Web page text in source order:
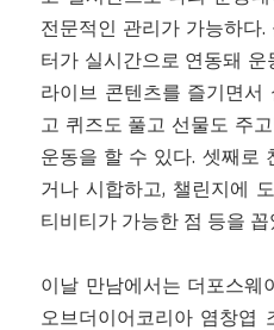
전문적인 관리가 가능하다
터가 실시간으로 연동돼
라이브 콘텐츠를 즐기면서
고 퀴즈도 풀고 선물도 주
운동을 할 수 있다. 셋째로
거나 시합하고, 챌린지에
티비티가 가능한 점 등을 꼽
이날 만남에서는 더포스웨
오브더이어코리아 염창엽